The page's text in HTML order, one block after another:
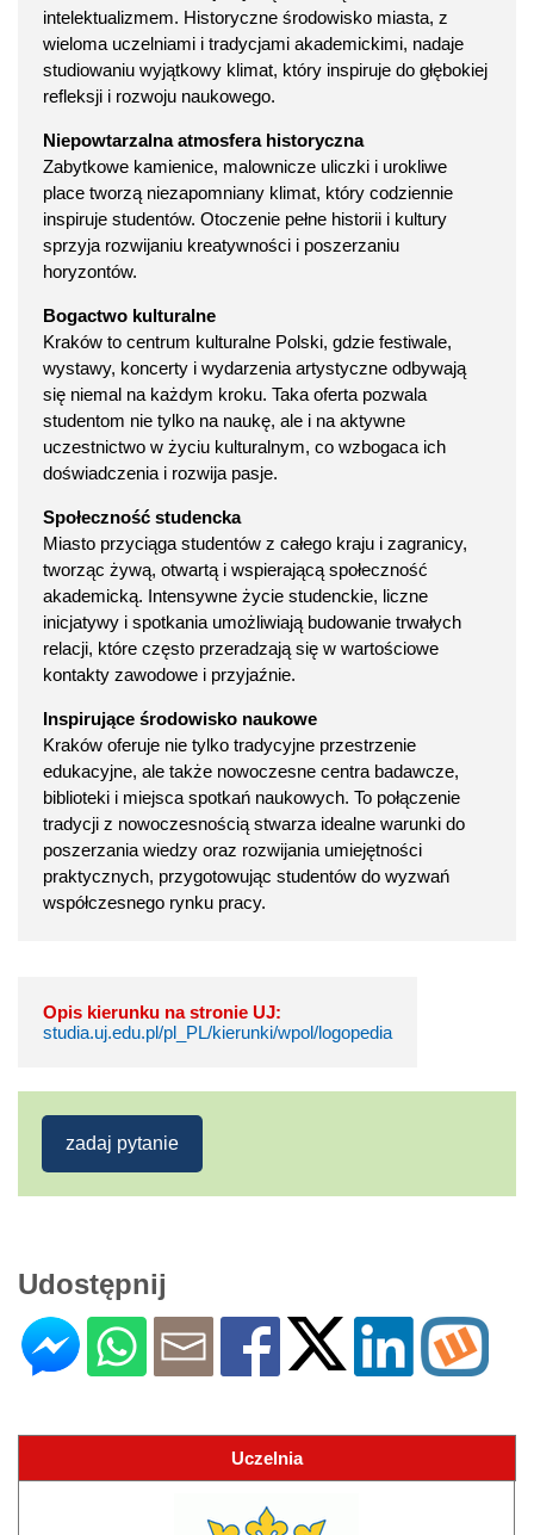
intelektualizmem. Historyczne środowisko miasta, z
wieloma uczelniami i tradycjami akademickimi, nadaje
studiowaniu wyjątkowy klimat, który inspiruje do głębokiej
refleksji i rozwoju naukowego.
Niepowtarzalna atmosfera historyczna
Zabytkowe kamienice, malownicze uliczki i urokliwe
place tworzą niezapomniany klimat, który codziennie
inspiruje studentów. Otoczenie pełne historii i kultury
sprzyja rozwijaniu kreatywności i poszerzaniu
horyzontów.
Bogactwo kulturalne
Kraków to centrum kulturalne Polski, gdzie festiwale,
wystawy, koncerty i wydarzenia artystyczne odbywają
się niemal na każdym kroku. Taka oferta pozwala
studentom nie tylko na naukę, ale i na aktywne
uczestnictwo w życiu kulturalnym, co wzbogaca ich
doświadczenia i rozwija pasje.
Społeczność studencka
Miasto przyciąga studentów z całego kraju i zagranicy,
tworząc żywą, otwartą i wspierającą społeczność
akademicką. Intensywne życie studenckie, liczne
inicjatywy i spotkania umożliwiają budowanie trwałych
relacji, które często przeradzają się w wartościowe
kontakty zawodowe i przyjaźnie.
Inspirujące środowisko naukowe
Kraków oferuje nie tylko tradycyjne przestrzenie
edukacyjne, ale także nowoczesne centra badawcze,
biblioteki i miejsca spotkań naukowych. To połączenie
tradycji z nowoczesnością stwarza idealne warunki do
poszerzania wiedzy oraz rozwijania umiejętności
praktycznych, przygotowując studentów do wyzwań
współczesnego rynku pracy.
Opis kierunku na stronie UJ:
studia.uj.edu.pl/pl_PL/kierunki/wpol/logopedia
zadaj pytanie
Udostępnij
Uczelnia